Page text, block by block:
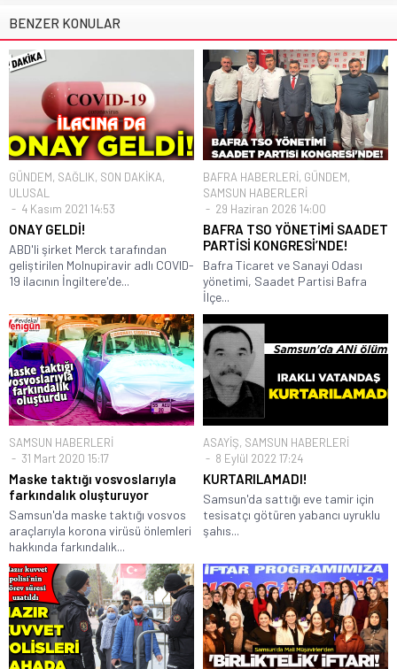
BENZER KONULAR
GÜNDEM, SAĞLIK, SON DAKİKA,
ULUSAL
4 Kasım 2021 14:53
ONAY GELDİ!
ABD'li şirket Merck tarafından
geliştirilen Molnupiravir adlı COVID-
19 ilacının İngiltere'de...
BAFRA HABERLERİ, GÜNDEM,
SAMSUN HABERLERİ
29 Haziran 2026 14:00
BAFRA TSO YÖNETİMİ SAADET
PARTİSİ KONGRESİ’NDE!
Bafra Ticaret ve Sanayi Odası
yönetimi, Saadet Partisi Bafra
İlçe...
SAMSUN HABERLERİ
31 Mart 2020 15:17
Maske taktığı vosvoslarıyla
farkındalık oluşturuyor
Samsun'da maske taktığı vosvos
araçlarıyla korona virüsü önlemleri
hakkında farkındalık...
ASAYİŞ, SAMSUN HABERLERİ
8 Eylül 2022 17:24
KURTARILAMADI!
Samsun'da sattığı eve tamir için
tesisatçı götüren yabancı uyruklu
şahıs...